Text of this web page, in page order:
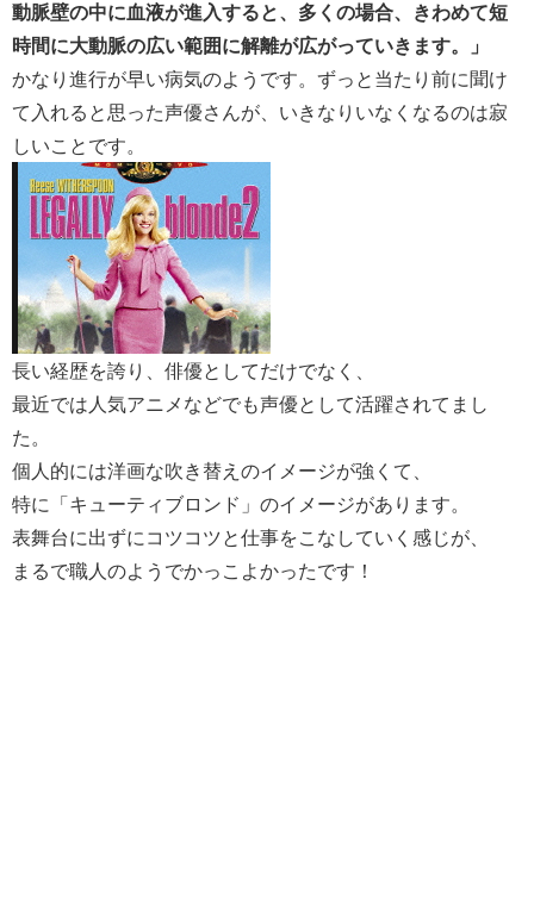
動脈壁の中に血液が進入すると、多くの場合、きわめて短
時間に大動脈の広い範囲に解離が広がっていきます。」
かなり進行が早い病気のようです。ずっと当たり前に聞け
て入れると思った声優さんが、いきなりいなくなるのは寂
しいことです。
長い経歴を誇り、俳優としてだけでなく、
最近では人気アニメなどでも声優として活躍されてまし
た。
個人的には洋画な吹き替えのイメージが強くて、
特に「キューティブロンド」のイメージがあります。
表舞台に出ずにコツコツと仕事をこなしていく感じが、
まるで職人のようでかっこよかったです！